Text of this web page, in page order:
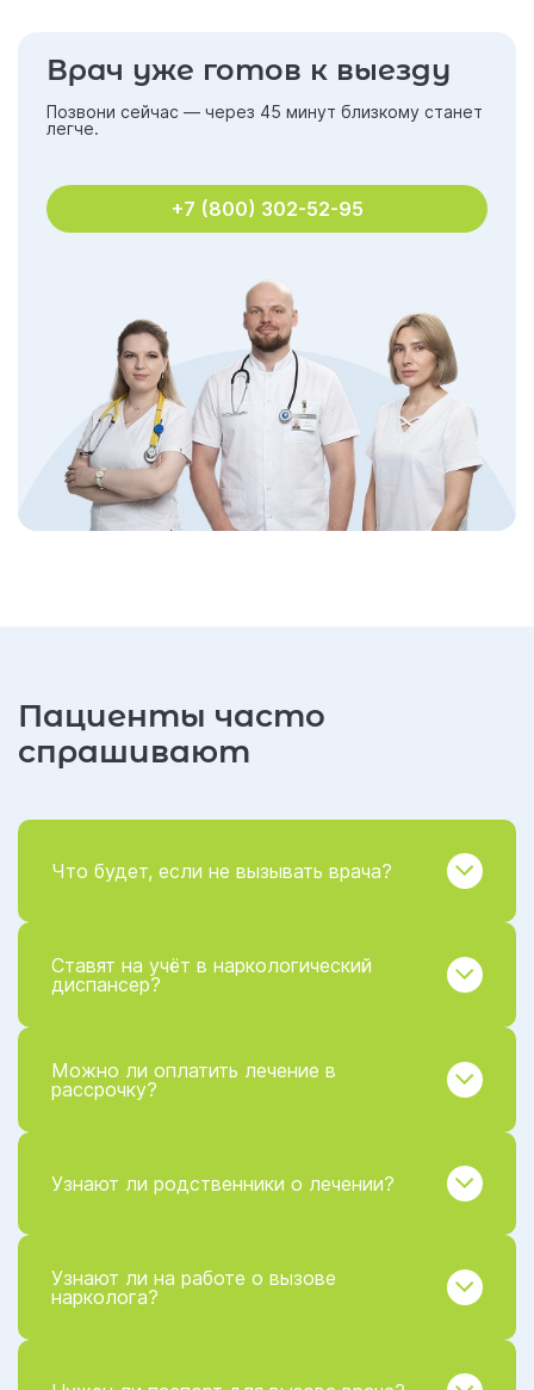
Врач уже готов к выезду
Позвони сейчас — через 45 минут близкому станет
легче.
+7 (800) 302-52-95
Пациенты часто
спрашивают
Что будет, если не вызывать врача?
Ставят на учёт в наркологический
диспансер?
Можно ли оплатить лечение в
рассрочку?
Узнают ли родственники о лечении?
Узнают ли на работе о вызове
нарколога?